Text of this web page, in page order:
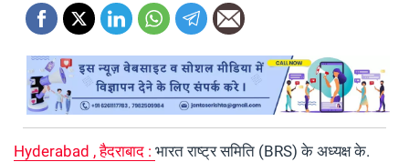
Hyderabad , हैदराबाद : भारत राष्ट्र समिति (BRS) के अध्यक्ष के.